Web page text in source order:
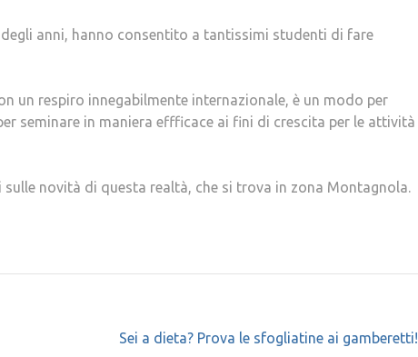
anni, hanno consentito a tantissimi studenti di fare
un respiro innegabilmente internazionale, è un modo per
seminare in maniera effficace ai fini di crescita per le attività
novità di questa realtà, che si trova in zona Montagnola.
Sei a dieta? Prova le sfogliatine ai gamberetti!